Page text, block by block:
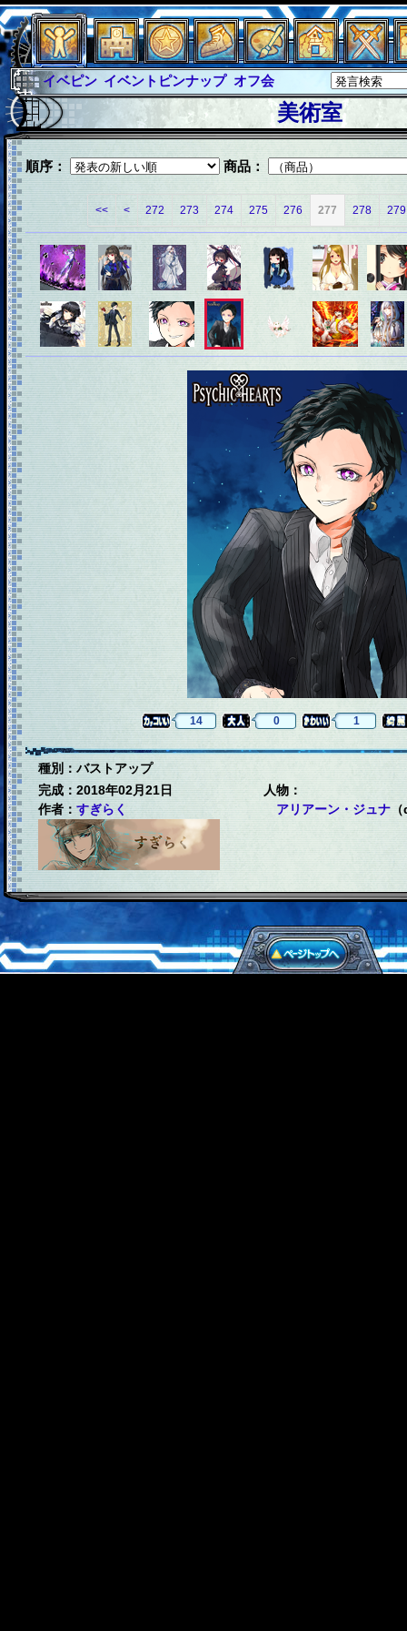
イベピン イベントピンナップ オフ会
グラシャ
グラシャ・ラボラス
グローバルジャスティス サイキックハーツ
サイキックハーツ大戦 シュラウド
ソロモン
ファイナル
アブソーバー
美術室
順序： 商品：
<< < 272 273 274 275 276 277 278 279
14 0 1
種別：バストアップ
完成：2018年02月21日
作者： すぎらく
人物：
アリアーン・ジュナ